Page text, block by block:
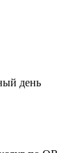
день